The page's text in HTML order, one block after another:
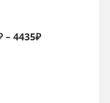
– 4435₽